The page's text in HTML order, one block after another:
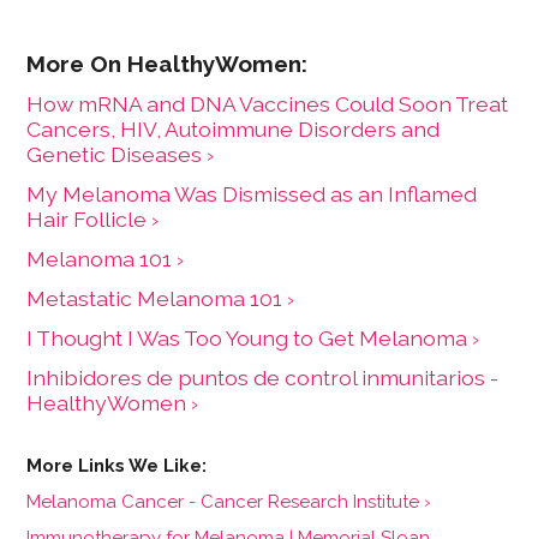
How mRNA and DNA Vaccines Could Soon Treat
Cancers, HIV, Autoimmune Disorders and
Genetic Diseases ›
My Melanoma Was Dismissed as an Inflamed
Hair Follicle ›
Melanoma 101 ›
Metastatic Melanoma 101 ›
I Thought I Was Too Young to Get Melanoma ›
Inhibidores de puntos de control inmunitarios -
HealthyWomen ›
Melanoma Cancer - Cancer Research Institute ›